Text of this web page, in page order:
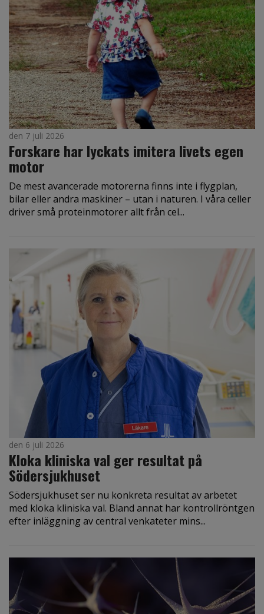
den 7 juli 2026
Forskare har lyckats imitera livets egen
motor
De mest avancerade motorerna finns inte i flygplan,
bilar eller andra maskiner – utan i naturen. I våra celler
driver små proteinmotorer allt från cel...
den 6 juli 2026
Kloka kliniska val ger resultat på
Södersjukhuset
Södersjukhuset ser nu konkreta resultat av arbetet
med kloka kliniska val. Bland annat har kontrollröntgen
efter inläggning av central venkateter mins...